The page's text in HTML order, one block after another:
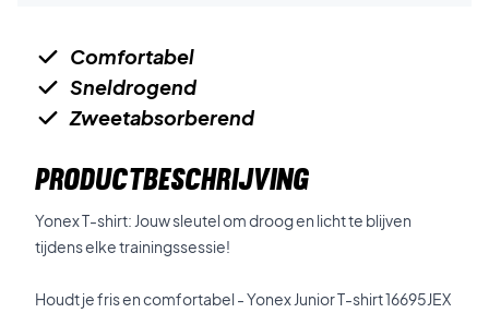
Comfortabel
Sneldrogend
Zweetabsorberend
PRODUCTBESCHRIJVING
Yonex T-shirt: Jouw sleutel om droog en licht te blijven
tijdens elke trainingssessie!
Houdt je fris en comfortabel - Yonex Junior T-shirt 16695JEX